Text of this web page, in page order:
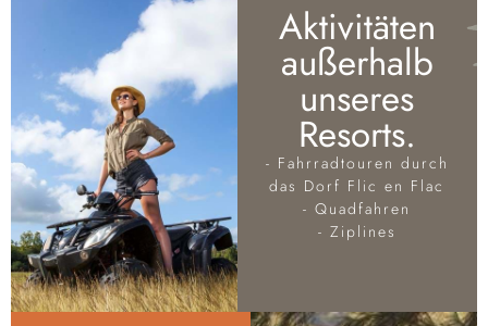
Aktivitäten
außerhalb
unseres
Resorts.
- Fahrradtouren durch
das Dorf Flic en Flac
- Quadfahren
- Ziplines